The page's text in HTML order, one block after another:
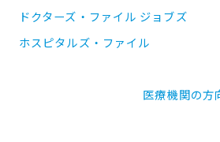
ドクターズ・ファイル ジョブズ
ホスピタルズ・ファイル
医療機関の方